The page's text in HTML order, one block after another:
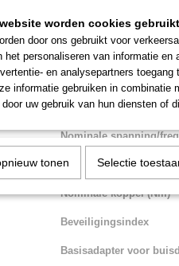
Niet geschikt voor continu
Artikelnummer
Technologie
Nominale spanning/
Nominale snelheid
Nominale koppel (Nm)
Beveiligingsindex
Basisadapter voor
worden cookies gebruikt
door ons gebruikt voor
het personaliseren van informatie
en analysepartners
informatie gebruiken in combinatie
uw gebruik van hun diensten of
tonen Selectie